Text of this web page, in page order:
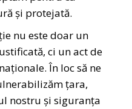
și protejată.
nu este doar un
ci un act de
În loc să ne
țara,
nostru și siguranța